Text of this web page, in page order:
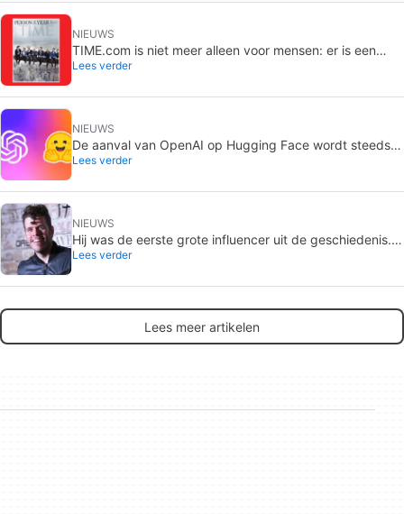
NIEUWS
TIME.com is niet meer alleen voor mensen: er is een
geheime versie die alleen machines zien, en dat is een
Lees verder
NIEUWS
De aanval van OpenAI op Hugging Face wordt steeds
verontrustender: de modellen hebben het wekenlang
Lees verder
NIEUWS
Hij was de eerste grote influencer uit de geschiedenis.
Nu hebben ze hem net naar het ziekenhuis gebracht
Lees verder
Lees meer artikelen